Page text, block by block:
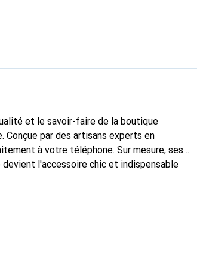
et le savoir-faire de la boutique
Conçue par des artisans experts en
à votre téléphone. Sur mesure, ses
l'accessoire chic et indispensable